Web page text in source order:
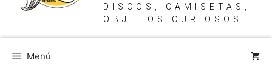
DISCOS, CAMISETAS,
OBJETOS CURIOSOS
Menú